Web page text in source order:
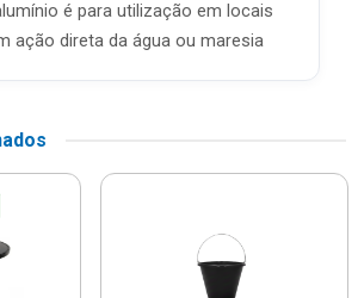
é para utilização em locais
ação direta da água ou maresia